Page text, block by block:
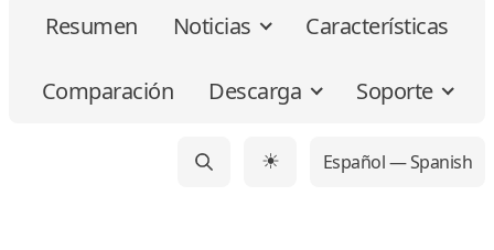
Resumen Noticias Características
Comparación Descarga Soporte
☀ Español — Spanish